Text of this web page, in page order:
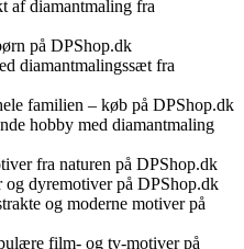
af diamantmaling fra
på DPShop.dk
diamantmalingssæt fra
familien – køb på DPShop.dk
hobby med diamantmaling
fra naturen på DPShop.dk
dyremotiver på DPShop.dk
og moderne motiver på
film- og tv-motiver på